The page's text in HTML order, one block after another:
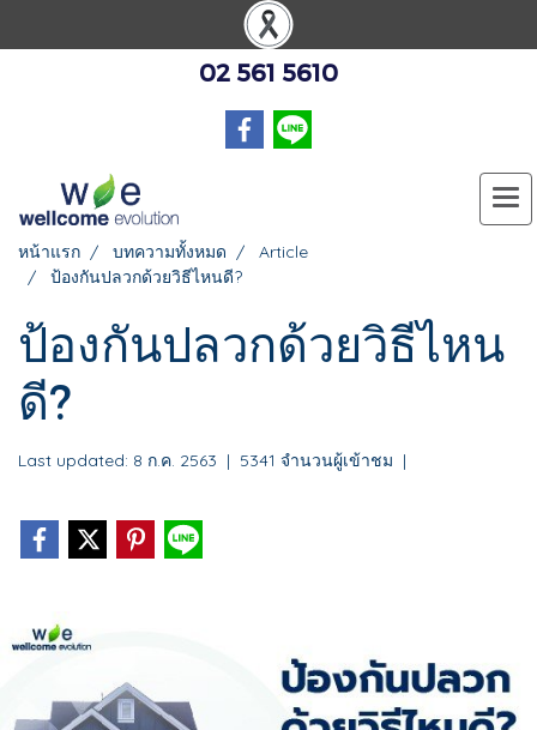
02 561 5610
หน้าแรก บทความทั้งหมด
Article
ป้องกันปลวกด้วยวิธีไหนดี?
ป้องกันปลวกด้วยวิธีไหน
ดี?
Last updated: 8 ก.ค. 2563 | 5341 จำนวนผู้เข้าชม |